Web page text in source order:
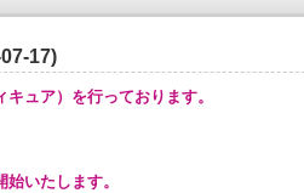
17)
ュア）を行っております。
いたします。